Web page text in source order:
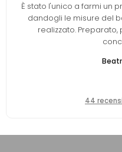
È stato l'unico a farmi un
dandogli le misure del
realizzato.
44